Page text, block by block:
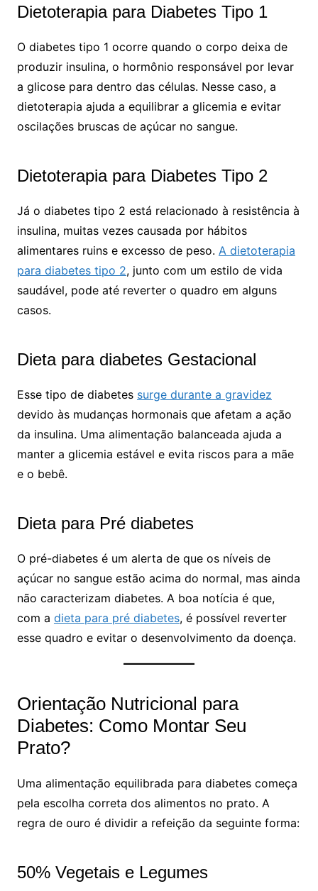
Dietoterapia para Diabetes Tipo 1
O diabetes tipo 1 ocorre quando o corpo deixa de
produzir insulina, o hormônio responsável por levar
a glicose para dentro das células. Nesse caso, a
dietoterapia ajuda a equilibrar a glicemia e evitar
oscilações bruscas de açúcar no sangue.
Dietoterapia para Diabetes Tipo 2
Já o diabetes tipo 2 está relacionado à resistência à
insulina, muitas vezes causada por hábitos
alimentares ruins e excesso de peso. A dietoterapia
para diabetes tipo 2, junto com um estilo de vida
saudável, pode até reverter o quadro em alguns
casos.
Dieta para diabetes Gestacional
Esse tipo de diabetes surge durante a gravidez
devido às mudanças hormonais que afetam a ação
da insulina. Uma alimentação balanceada ajuda a
manter a glicemia estável e evita riscos para a mãe
e o bebê.
Dieta para Pré diabetes
O pré-diabetes é um alerta de que os níveis de
açúcar no sangue estão acima do normal, mas ainda
não caracterizam diabetes. A boa notícia é que,
com a dieta para pré diabetes, é possível reverter
esse quadro e evitar o desenvolvimento da doença.
Orientação Nutricional para
Diabetes: Como Montar Seu
Prato?
Uma alimentação equilibrada para diabetes começa
pela escolha correta dos alimentos no prato. A
regra de ouro é dividir a refeição da seguinte forma:
50% Vegetais e Legumes